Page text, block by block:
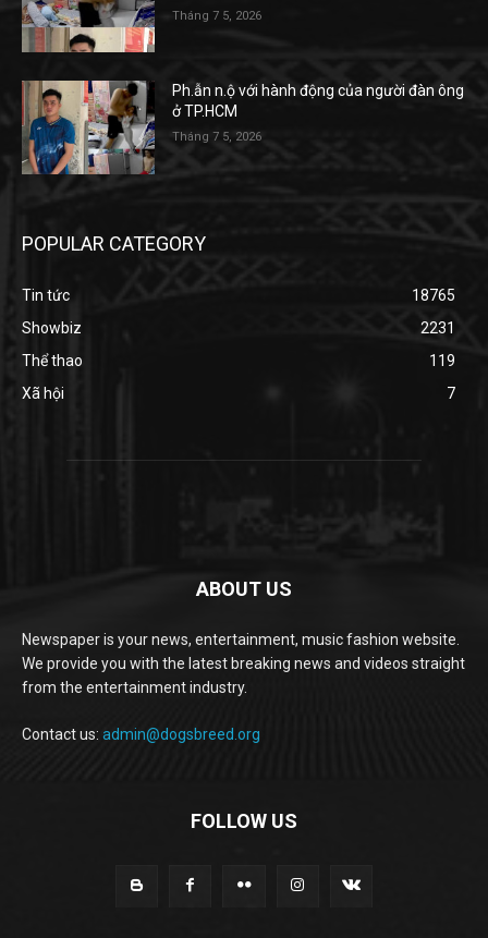
Tháng 7 5, 2026
Ph.ẫn n.ộ với hành động của người đàn ông
ở TP.HCM
Tháng 7 5, 2026
POPULAR CATEGORY
Tin tức
18765
Showbiz
2231
Thể thao
119
Xã hội
7
ABOUT US
Newspaper is your news, entertainment, music fashion website.
We provide you with the latest breaking news and videos straight
from the entertainment industry.
Contact us: admin@dogsbreed.org
FOLLOW US